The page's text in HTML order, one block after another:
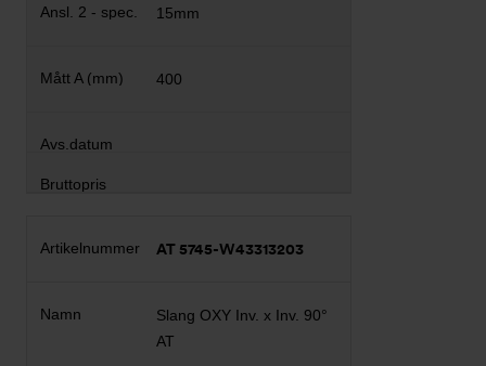
15mm
400
AT 5745-W43313203
Slang OXY Inv. x Inv. 90°
AT